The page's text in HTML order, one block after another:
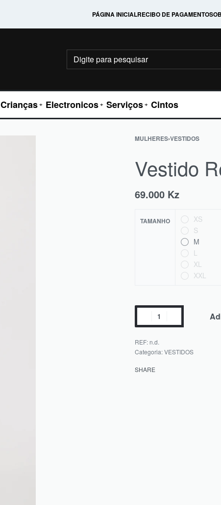
PÁGINA INICIALRECIBO DE PAGAMENTO
Crianças Electronicos Serviços Cintos
MULHERES›VESTIDOS
Vestido
69.000 Kz
TAMANHO
XS
S
M
L
XL
XXL
REF:n.d.
Categoria:VESTIDOS
SHARE